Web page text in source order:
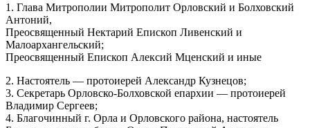
1. Глава Митрополии Митрополит Орловский и Болховский
Антоний,
Преосвященный Нектарий Епископ Ливенский и
Малоархангельский;
Преосвященный Епископ Алексий Мценский и иные
2. Настоятель — протоиерей Александр Кузнецов;
3. Секретарь Орловско-Болховской епархии — протоиерей
Владимир Сергеев;
4. Благочинный г. Орла и Орловского района, настоятель